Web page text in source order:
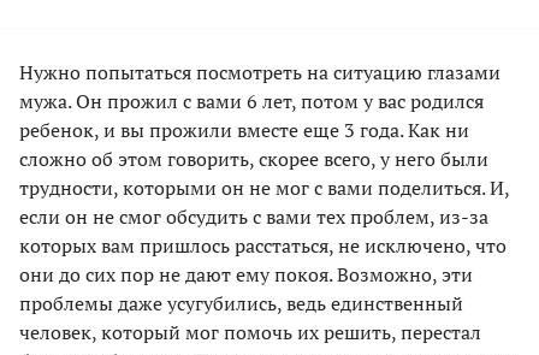
Нужно попытаться посмотреть на ситуацию глазами
мужа. Он прожил с вами 6 лет, потом у вас родился
ребенок, и вы прожили вместе еще 3 года. Как ни
сложно об этом говорить, скорее всего, у него были
трудности, которыми он не мог с вами поделиться. И,
если он не смог обсудить с вами тех проблем, из-за
которых вам пришлось расстаться, не исключено, что
они до сих пор не дают ему покоя. Возможно, эти
проблемы даже усугубились, ведь единственный
человек, который мог помочь их решить, перестал